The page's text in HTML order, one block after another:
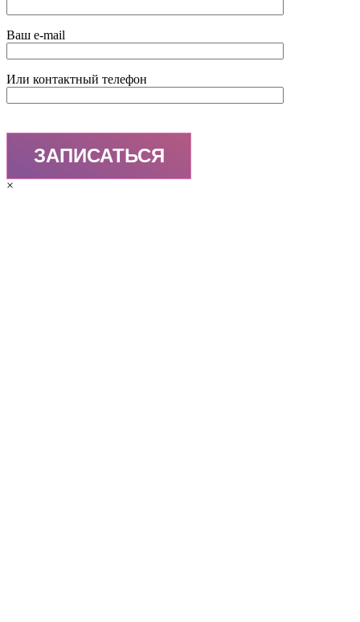
Ваш e-mail
Или контактный телефон
×